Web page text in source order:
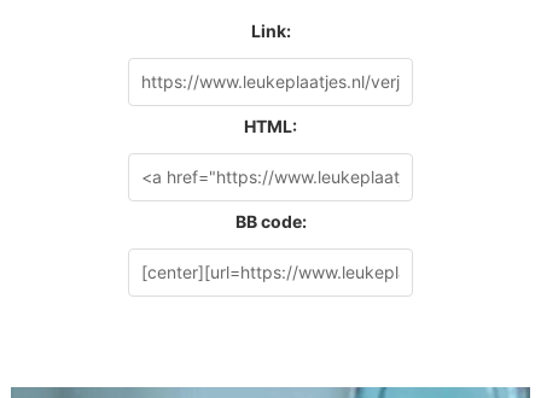
Link:
HTML:
BB code: